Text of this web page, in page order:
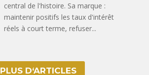
central de l'histoire. Sa marque :
maintenir positifs les taux d'intérêt
réels à court terme, refuser...
PLUS D‘ARTICLES